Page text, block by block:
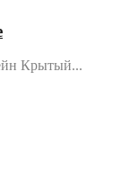
Крытый...